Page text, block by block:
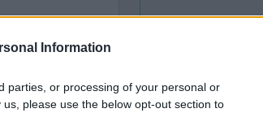
Information
parties, or processing of your personal or
please use the below opt-out section to
0 reacties